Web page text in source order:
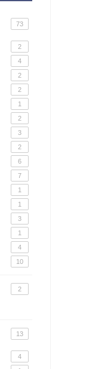
73
2
4
2
2
1
2
3
2
6
7
1
1
3
1
4
10
2
13
4